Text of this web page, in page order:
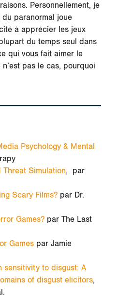
Personnellement, je
paranormal joue
à apprécier les jeux
du temps seul dans
qui vous fait aimer le
pas le cas, pourquoi
Psychology & Mental
Simulation, par
Scary Films?par Dr.
Games?par The Last
Gamespar Jamie
sensitivity to disgust: A
of disgust elicitors,